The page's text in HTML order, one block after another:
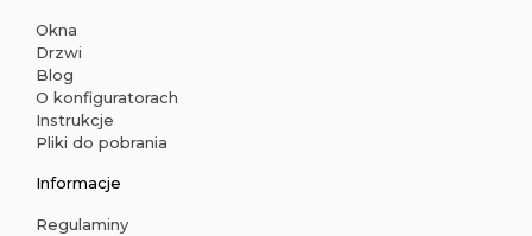
Okna
Drzwi
Blog
O konfiguratorach
Instrukcje
Pliki do pobrania
Informacje
Regulaminy